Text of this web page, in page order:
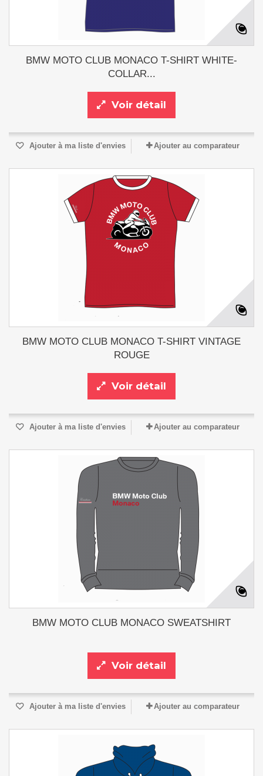
BMW MOTO CLUB MONACO T-SHIRT WHITE-
COLLAR...
Voir détail
Ajouter à ma liste d'envies Ajouter au comparateur
BMW MOTO CLUB MONACO T-SHIRT VINTAGE
ROUGE
Voir détail
Ajouter à ma liste d'envies Ajouter au comparateur
BMW MOTO CLUB MONACO SWEATSHIRT
Voir détail
Ajouter à ma liste d'envies Ajouter au comparateur